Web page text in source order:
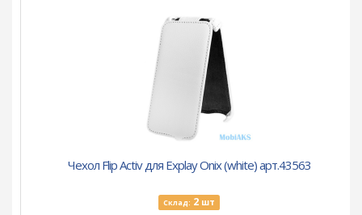
Чехол Flip Activ для Explay Onix (white) арт.43563
Склад: 2 шт